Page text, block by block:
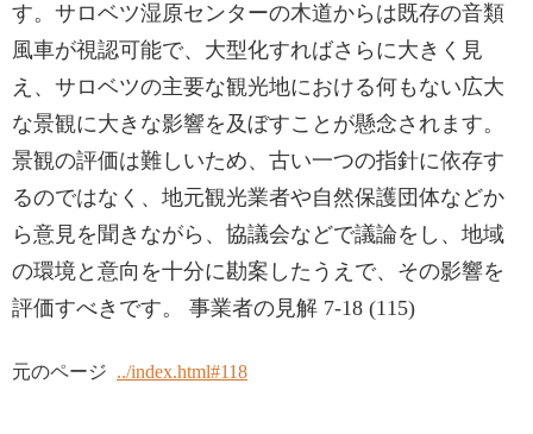
す。サロベツ湿原センターの木道からは既存の音類
風車が視認可能で、大型化すればさらに大きく見
え、サロベツの主要な観光地における何もない広大
な景観に大きな影響を及ぼすことが懸念されます。
景観の評価は難しいため、古い一つの指針に依存す
るのではなく、地元観光業者や自然保護団体などか
ら意見を聞きながら、協議会などで議論をし、地域
の環境と意向を十分に勘案したうえで、その影響を
評価すべきです。 事業者の見解 7-18 (115)
元のページ ../index.html#118